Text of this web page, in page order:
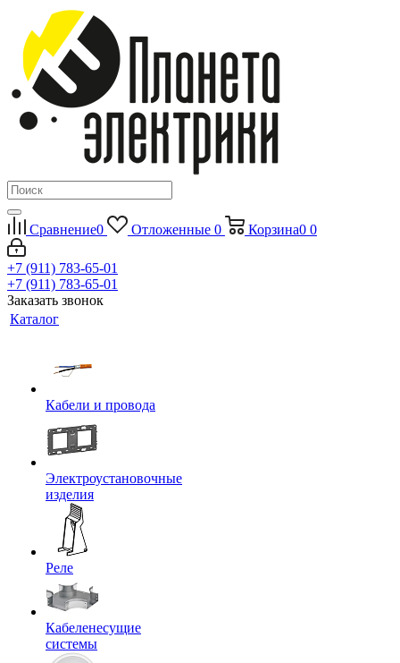
Сравнение0 Отложенные 0 Корзина0 0
+7 (911) 783-65-01
+7 (911) 783-65-01
Заказать звонок
Каталог
Кабели и провода
Электроустановочные
изделия
Реле
Кабеленесущие
системы